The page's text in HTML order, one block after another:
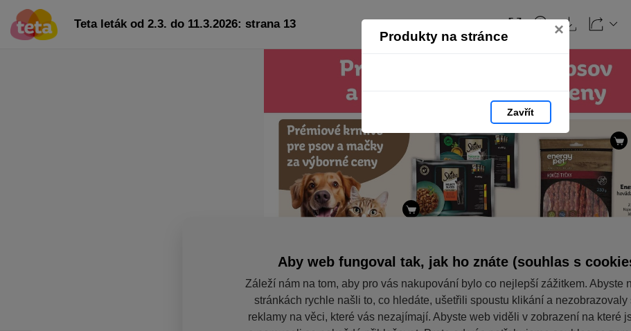
Produkty na stránce ×
Zavřít
Teta leták od 2.3. do 11.3.2026: strana 13
Aby web fungoval tak, jak ho znáte (souhlas s
Záleží nám na tom, aby pro vás nakupování bylo co nejlepší zážitkem. Abyste
stránkách rychle našli to, co hledáte, ušetřili spoustu klikání a nezobrazovaly
reklamy na věci, které vás nezajímají. Abyste web viděli v zobrazení na které